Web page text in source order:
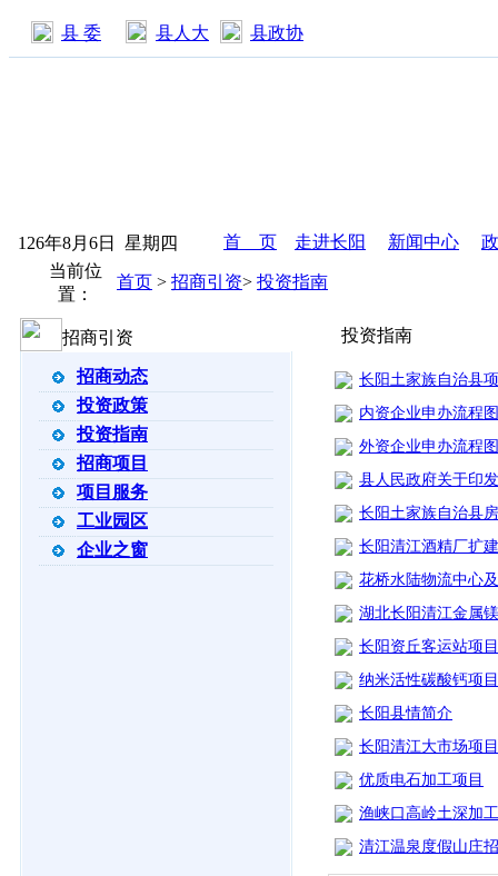
县 委 县人大 县政协
126年8月6日 星期四 首 页 走进长阳 新闻中心
当前位
置：
首页 > 招商引资> 投资指南
招商引资
招商动态
投资政策
投资指南
招商项目
项目服务
工业园区
企业之窗
投资指南
长阳土家族自治县
内资企业申办流程图
外资企业申办流程图
县人民政府关于印
长阳土家族自治县
长阳清江酒精厂扩
花桥水陆物流中心
湖北长阳清江金属
长阳资丘客运站项
纳米活性碳酸钙项目
长阳县情简介
长阳清江大市场项目
优质电石加工项目
渔峡口高岭土深加
清江温泉度假山庄